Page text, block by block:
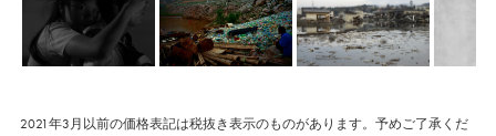
2021年3月以前の価格表記は税抜き表示のものがあります。予めご了承くだ